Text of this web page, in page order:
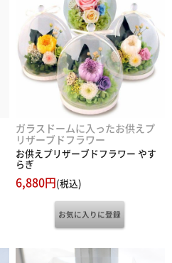
ガラスドームに入ったお供えプ
リザーブドフラワー
お供えプリザーブドフラワー やす
らぎ
6,880円(税込)